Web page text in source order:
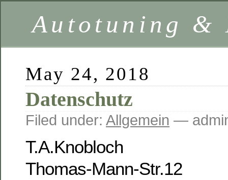
Autotuning &
May 24, 2018
Datenschutz
Filed under: Allgemein —
T.A.Knobloch
Thomas-Mann-Str.12